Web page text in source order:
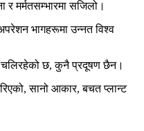
मर्मतसम्भारमा सजिलो।
भागहरूमा उन्नत विश्व
चलिरहेको छ, कुनै प्रदूषण छैन।
सानो आकार, बचत प्लान्ट